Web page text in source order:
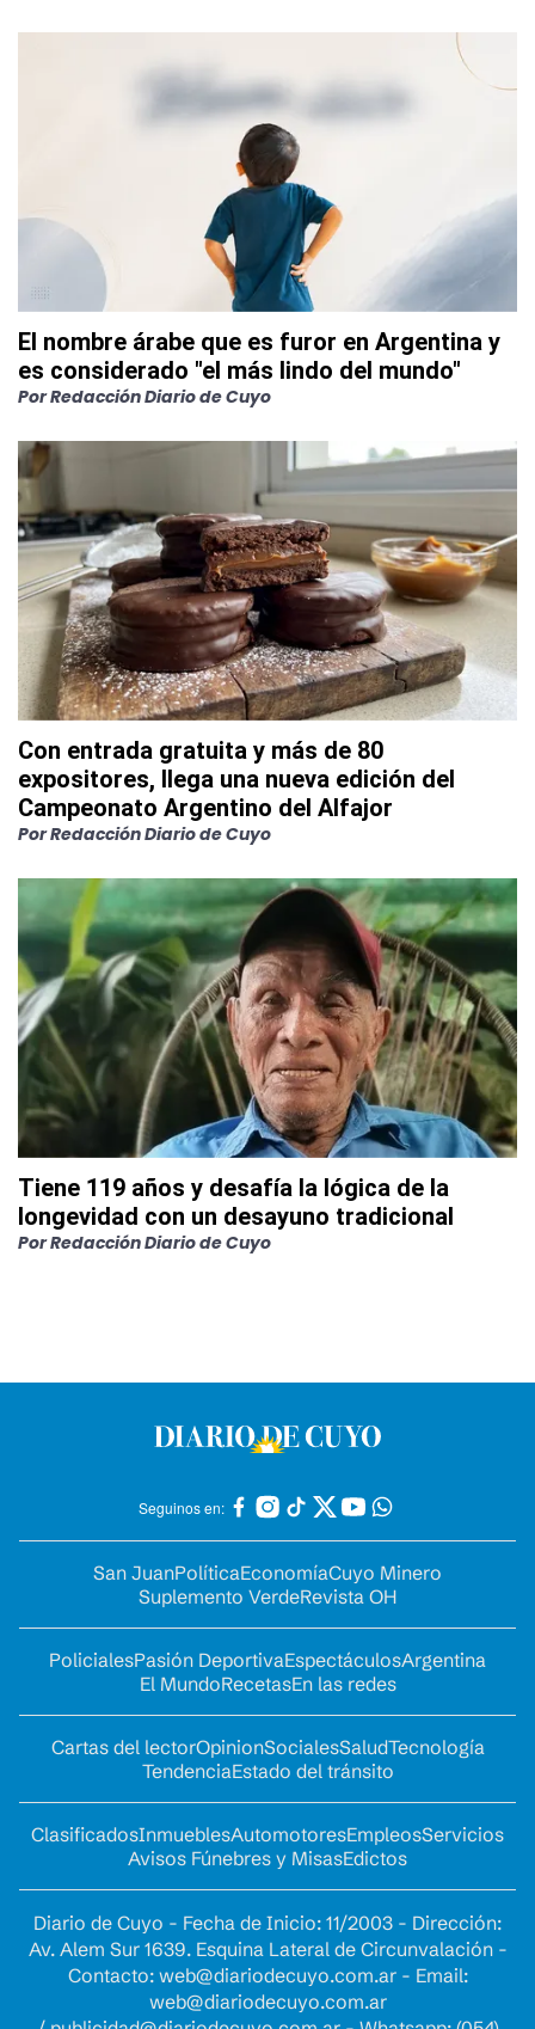
El nombre árabe que es furor en Argentina y
es considerado "el más lindo del mundo"
PorRedacción Diario de Cuyo
Con entrada gratuita y más de 80
expositores, llega una nueva edición del
Campeonato Argentino del Alfajor
PorRedacción Diario de Cuyo
Tiene 119 años y desafía la lógica de la
longevidad con un desayuno tradicional
PorRedacción Diario de Cuyo
Seguinos en:
San JuanPolíticaEconomíaCuyo Minero
Suplemento VerdeRevista OH
PolicialesPasión DeportivaEspectáculosArgentina
El MundoRecetasEn las redes
Cartas del lectorOpinionSocialesSaludTecnología
TendenciaEstado del tránsito
ClasificadosInmueblesAutomotoresEmpleosServicios
Avisos Fúnebres y MisasEdictos
Diario de Cuyo - Fecha de Inicio: 11/2003 - Dirección:
Av. Alem Sur 1639. Esquina Lateral de Circunvalación -
Contacto: web@diariodecuyo.com.ar- Email:
web@diariodecuyo.com.ar